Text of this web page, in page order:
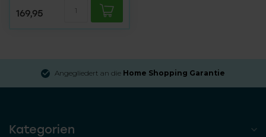
169,95
Angegliedert an die Home Shopping Garantie
Kategorien